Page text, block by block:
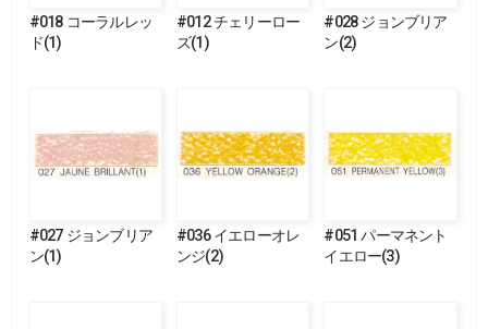
#018 コーラルレッ
ド(1)
#012 チェリーロー
ズ(1)
#028 ジョンブリア
ン(2)
#027 ジョンブリア
ン(1)
#036 イエローオレ
ンジ(2)
#051 パーマネント
イエロー(3)